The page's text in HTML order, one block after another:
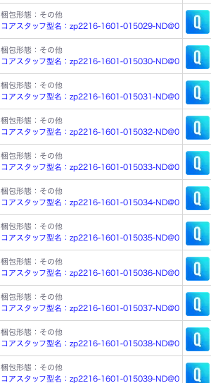
梱包形態：その他
コアスタッフ型名：zp2216-1601-015029-ND@0
梱包形態：その他
コアスタッフ型名：zp2216-1601-015030-ND@0
梱包形態：その他
コアスタッフ型名：zp2216-1601-015031-ND@0
梱包形態：その他
コアスタッフ型名：zp2216-1601-015032-ND@0
梱包形態：その他
コアスタッフ型名：zp2216-1601-015033-ND@0
梱包形態：その他
コアスタッフ型名：zp2216-1601-015034-ND@0
梱包形態：その他
コアスタッフ型名：zp2216-1601-015035-ND@0
梱包形態：その他
コアスタッフ型名：zp2216-1601-015036-ND@0
梱包形態：その他
コアスタッフ型名：zp2216-1601-015037-ND@0
梱包形態：その他
コアスタッフ型名：zp2216-1601-015038-ND@0
梱包形態：その他
コアスタッフ型名：zp2216-1601-015039-ND@0